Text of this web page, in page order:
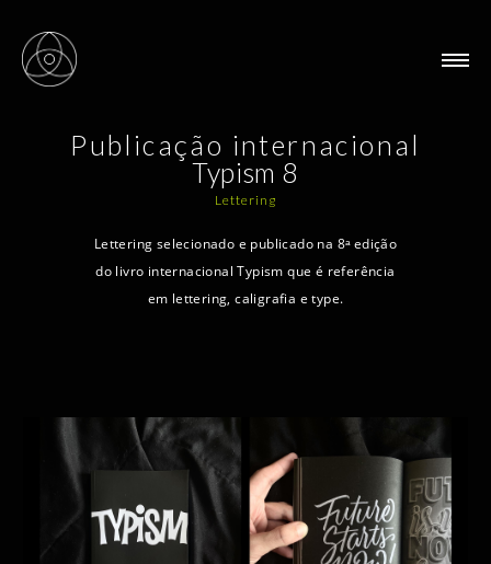
Publicação internacional
Typism 8
Lettering
Lettering selecionado e publicado na 8ᵃ edição
do livro internacional Typism que é referência
em lettering, caligrafia e type.